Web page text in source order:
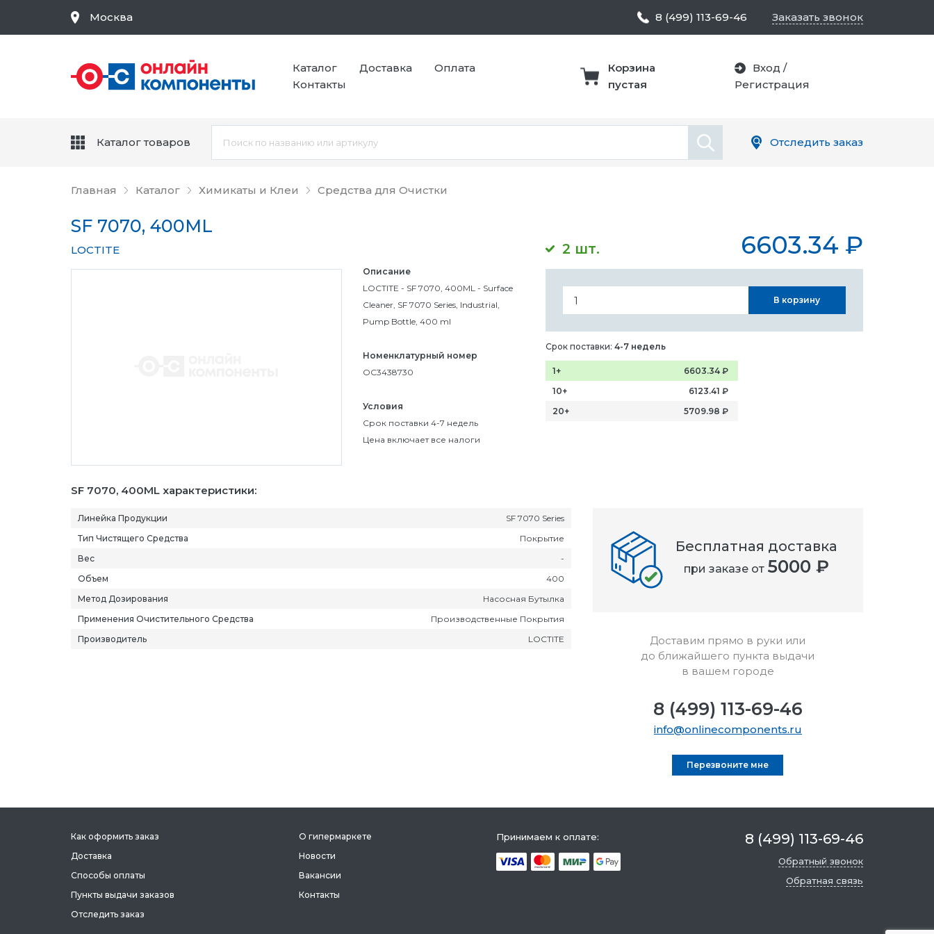
Главная Каталог Химикаты и Клеи Средства для Очистки
SF 7070, 400ML
LOCTITE 2 шт. 6603.34 ₽
Описание
LOCTITE - SF 7070, 400ML - Surface
Cleaner, SF 7070 Series, Industrial,
Pump Bottle, 400 ml
Номенклатурный номер
OC3438730
Условия
Срок поставки 4-7 недель
Цена включает все налоги
В корзину
Срок поставки: 4-7 недель
1+ 6603.34₽
10+
6123.41 ₽
20+
5709.98 ₽
SF 7070, 400ML характеристики:
Линейка Продукции
SF 7070 Series
Тип Чистящего Средства
Покрытие
Вес
-
Объем
400
Метод Дозирования
Насосная Бутылка
Применения Очистительного Средства
Производственные Покрытия
Производитель
LOCTITE
Бесплатная доставка
при заказе от 5000 ₽
Доставим прямо в руки или
до ближайшего пункта выдачи
в вашем городе
8 (499) 113-69-46
info@onlinecomponents.ru
Перезвоните мне
Москва 8 (499) 113-69-46 Заказать звонок
Каталог Доставка
Оплата
Контакты
Корзина
пустая
Вход /
Регистрация
Каталог товаров Отследить заказ
Как оформить заказ
Доставка
Способы оплаты
Пункты выдачи заказов
Отследить заказ
О гипермаркете
Новости
Вакансии
Контакты
Принимаем к оплате: 8 (499) 113-69-46
Обратный звонок
Обратная связь